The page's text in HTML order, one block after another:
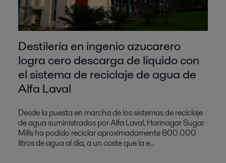
Destilería en ingenio azucarero
logra cero descarga de líquido con
el sistema de reciclaje de agua de
Alfa Laval
Desde la puesta en marcha de los sistemas de reciclaje
de agua suministrados por Alfa Laval, Harinagar Sugar
Mills ha podido reciclar aproximadamente 800.000
litros de agua al día, a un coste que la e...